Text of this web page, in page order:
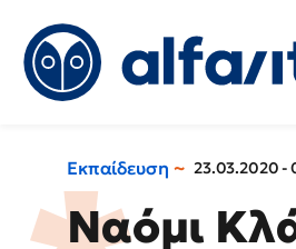
Εκπαίδευση 23.03.2020 -
Ναόμι